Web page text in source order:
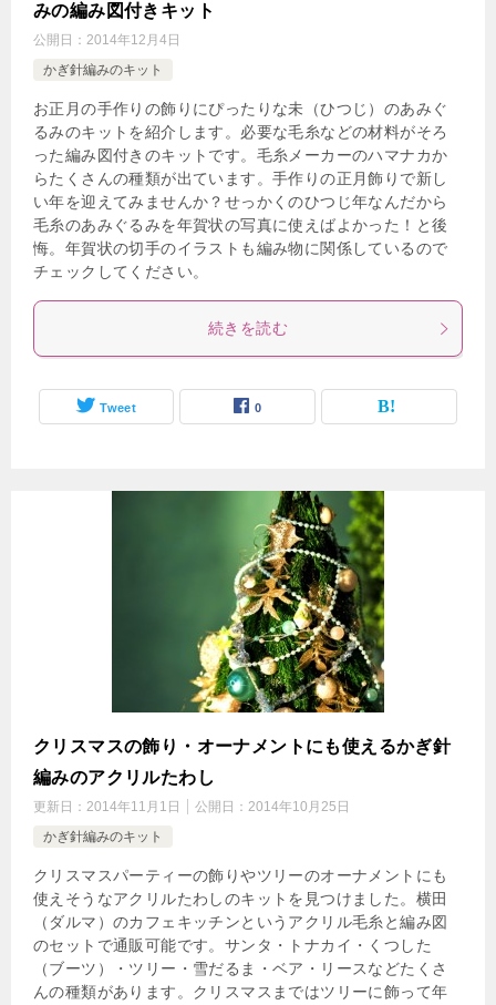
みの編み図付きキット
公開日： 2014年12月4日
かぎ針編みのキット
お正月の手作りの飾りにぴったりな未（ひつじ）のあみぐ
るみのキットを紹介します。必要な毛糸などの材料がそろ
った編み図付きのキットです。毛糸メーカーのハマナカか
らたくさんの種類が出ています。手作りの正月飾りで新し
い年を迎えてみませんか？せっかくのひつじ年なんだから
毛糸のあみぐるみを年賀状の写真に使えばよかった！と後
悔。年賀状の切手のイラストも編み物に関係しているので
チェックしてください。
続きを読む
Tweet 0
クリスマスの飾り・オーナメントにも使えるかぎ針
編みのアクリルたわし
更新日： 2014年11月1日 公開日： 2014年10月25日
かぎ針編みのキット
クリスマスパーティーの飾りやツリーのオーナメントにも
使えそうなアクリルたわしのキットを見つけました。横田
（ダルマ）のカフェキッチンというアクリル毛糸と編み図
のセットで通販可能です。サンタ・トナカイ・くつした
（ブーツ）・ツリー・雪だるま・ベア・リースなどたくさ
んの種類があります。クリスマスまではツリーに飾って年